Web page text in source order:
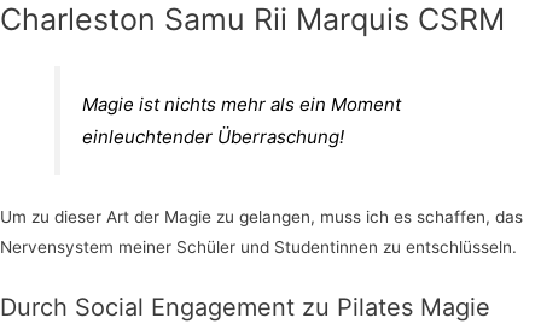
Charleston Samu Rii Marquis CSRM
Magie ist nichts mehr als ein Moment
einleuchtender Überraschung!
Um zu dieser Art der Magie zu gelangen, muss ich es schaffen, das
Nervensystem meiner Schüler und Studentinnen zu entschlüsseln.
Durch Social Engagement zu Pilates Magie